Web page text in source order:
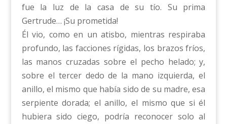
fue la luz de la casa de su tío. Su prima
Gertrude… ¡Su prometida!
Él vio, como en un atisbo, mientras respiraba
profundo, las facciones rígidas, los brazos fríos,
las manos cruzadas sobre el pecho helado; y,
sobre el tercer dedo de la mano izquierda, el
anillo, el mismo que había sido de su madre, esa
serpiente dorada; el anillo, el mismo que si él
hubiera sido ciego, podría reconocer solo al